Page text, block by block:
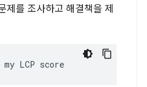
제를 조사하고 해결책을 제
LCP score